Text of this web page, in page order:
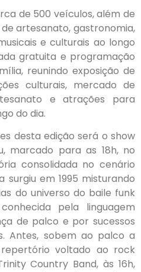
de 500 veículos, além de
artesanato, gastronomia,
e culturais ao longo
gratuita e programação
reunindo exposição de
culturais, mercado de
e atrações para
do dia.
desta edição será o show
marcado para as 18h, no
consolidada no cenário
surgiu em 1995 misturando
do universo do baile funk
pela linguagem
de palco e por sucessos
Antes, sobem ao palco a
voltado ao rock
Country Band, às 16h,